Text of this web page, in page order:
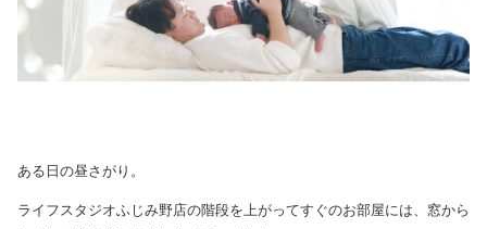
ある日の昼さがり。
ライフスタジオふじみ野店の階段を上がってすぐのお部屋には、窓から